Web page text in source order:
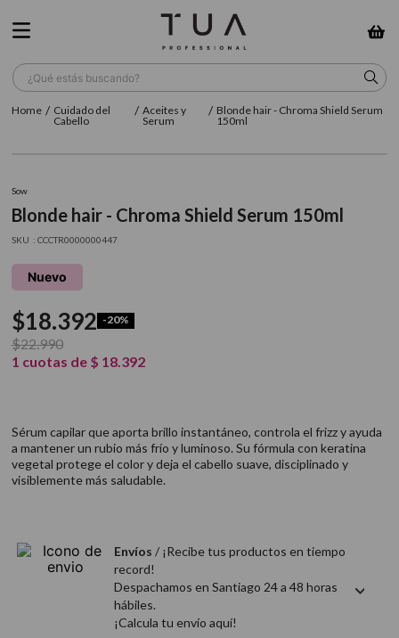
¿Qué estás buscando?
Cuidado del
Cabello
Aceites y
Serum
Blonde hair - Chroma Shield Serum
150ml
Sow
Blonde hair - Chroma Shield Serum 150ml
: CCCTR0000000447
Nuevo
$18.392 -20%
$22.990
1 cuotas de $ 18.392
Sérum capilar que aporta brillo instantáneo, controla el frizz y ayuda
a mantener un rubio más frío y luminoso. Su fórmula con keratina
vegetal protege el color y deja el cabello suave, disciplinado y
visiblemente más saludable.
Envíos / ¡Recibe tus productos en tiempo
record!
Despachamos en Santiago 24 a 48 horas
hábiles.
¡Calcula tu envío aquí!
TÉRMINOS MÁS BUSCADOS
3. farmavita
5.
6. gama
7.
10. protector térmico